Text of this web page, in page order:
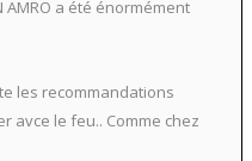
AMRO a été énormément
les recommandations
avce le feu.. Comme chez